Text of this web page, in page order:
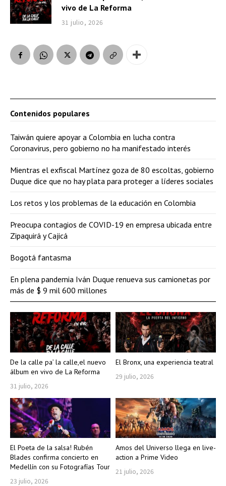
vivo de La Reforma
31 julio, 2026
De la calle pa’ la calle,el nuevo
álbum en vivo de La Reforma
31 julio, 2026
El Bronx, una experiencia teatral
29 julio, 2026
El Poeta de la salsa! Rubén
Blades confirma concierto en
Medellín con su Fotografías Tour
23 julio, 2026
Amos del Universo llega en live-
action a Prime Video
21 julio, 2026
Contenidos populares
Taiwán quiere apoyar a Colombia en lucha contra
Coronavirus, pero gobierno no ha manifestado interés
Mientras el exfiscal Martínez goza de 80 escoltas, gobierno
Duque dice que no hay plata para proteger a líderes sociales
Los retos y los problemas de la educación en Colombia
Preocupa contagios de COVID-19 en empresa ubicada entre
Zipaquirá y Cajicá
Bogotá fantasma
En plena pandemia Iván Duque renueva sus camionetas por
más de $ 9 mil 600 millones